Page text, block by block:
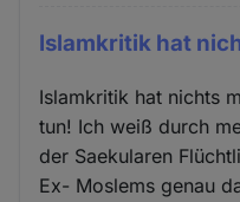
Islamkritik hat
Islamkritik hat nichts
tun! Ich weiß durch
der Saekularen
Ex- Moslems genau